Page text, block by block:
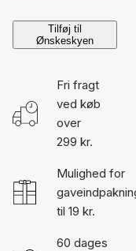
Tilføj til
Ønskeskyen
Fri fragt
ved køb
over
299 kr.
Mulighed for
til 19 kr.
60 dages